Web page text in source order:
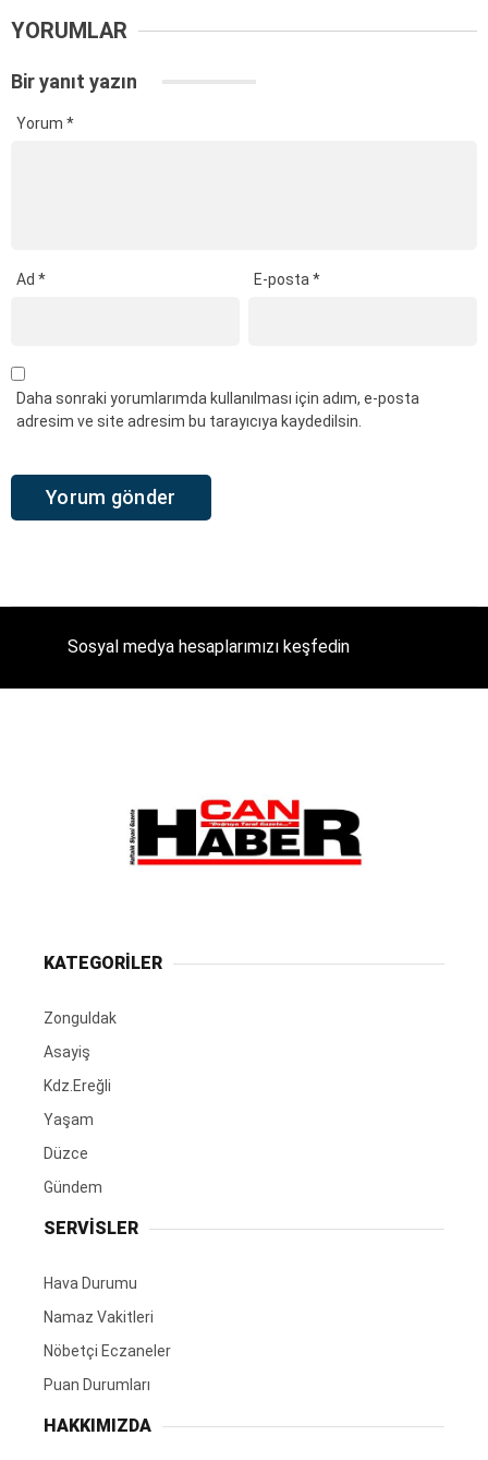
YORUMLAR
Bir yanıt yazın
Yorum *
Ad * E-posta*
Daha sonraki yorumlarımda kullanılması için adım, e-posta
adresim ve site adresim bu tarayıcıya kaydedilsin.
Sosyal medya hesaplarımızı keşfedin
KATEGORİLER
Zonguldak
Asayiş
Kdz.Ereğli
Yaşam
Düzce
Gündem
SERVİSLER
Hava Durumu
Namaz Vakitleri
Nöbetçi Eczaneler
Puan Durumları
HAKKIMIZDA